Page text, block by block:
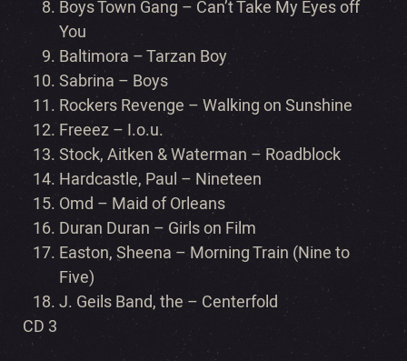
Boys Town Gang – Can’t Take My Eyes off
You
Baltimora – Tarzan Boy
Sabrina – Boys
Rockers Revenge – Walking on Sunshine
Freeez – I.o.u.
Stock, Aitken & Waterman – Roadblock
Hardcastle, Paul – Nineteen
Omd – Maid of Orleans
Duran Duran – Girls on Film
Easton, Sheena – Morning Train (Nine to
Five)
J. Geils Band, the – Centerfold
CD 3